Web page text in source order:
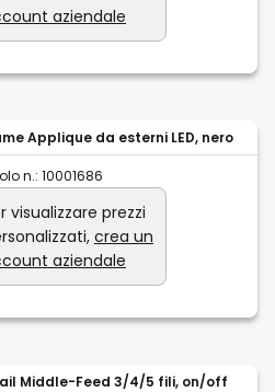
aziendale
Applique da esterni LED, nero
n.: 10001686
visualizzare prezzi
crea un
aziendale
Middle-Feed 3/4/5 fili, on/off